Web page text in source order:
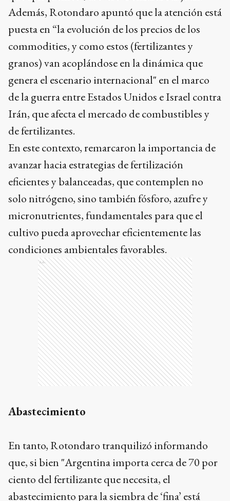
Además, Rotondaro apuntó que la atención está
puesta en “la evolución de los precios de los
commodities, y como estos (fertilizantes y
granos) van acoplándose en la dinámica que
genera el escenario internacional" en el marco
de la guerra entre Estados Unidos e Israel contra
Irán, que afecta el mercado de combustibles y
de fertilizantes.
En este contexto, remarcaron la importancia de
avanzar hacia estrategias de fertilización
eficientes y balanceadas, que contemplen no
solo nitrógeno, sino también fósforo, azufre y
micronutrientes, fundamentales para que el
cultivo pueda aprovechar eficientemente las
condiciones ambientales favorables.
Ads
Abastecimiento
En tanto, Rotondaro tranquilizó informando
que, si bien "Argentina importa cerca de 70 por
ciento del fertilizante que necesita, el
abastecimiento para la siembra de ‘fina’ está